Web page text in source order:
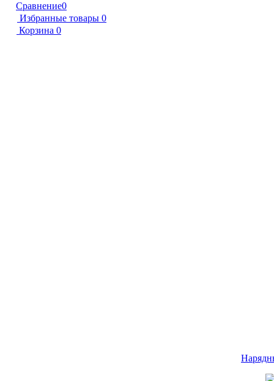
Сравнение0
Избранные товары 0
Корзина 0